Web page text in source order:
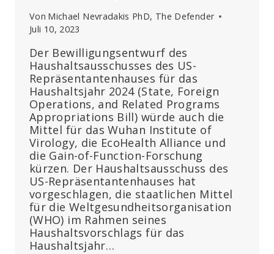
Von Michael Nevradakis PhD, The Defender
Juli 10, 2023
Der Bewilligungsentwurf des
Haushaltsausschusses des US-
Repräsentantenhauses für das
Haushaltsjahr 2024 (State, Foreign
Operations, and Related Programs
Appropriations Bill) würde auch die
Mittel für das Wuhan Institute of
Virology, die EcoHealth Alliance und
die Gain-of-Function-Forschung
kürzen. Der Haushaltsausschuss des
US-Repräsentantenhauses hat
vorgeschlagen, die staatlichen Mittel
für die Weltgesundheitsorganisation
(WHO) im Rahmen seines
Haushaltsvorschlags für das
Haushaltsjahr…